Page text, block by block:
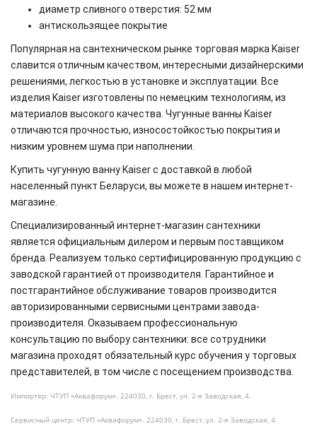
диаметр сливного отверстия: 52 мм
антискользящее покрытие
Популярная на сантехническом рынке торговая марка Kaiser
славится отличным качеством, интересными дизайнерскими
решениями, легкостью в установке и эксплуатации. Все
изделия Kaiser изготовлены по немецким технологиям, из
материалов высокого качества. Чугунные ванны Kaiser
отличаются прочностью, износостойкостью покрытия и
низким уровнем шума при наполнении.
Купить чугунную ванну Kaiser с доставкой в любой
населенный пункт Беларуси, вы можете в нашем интернет-
магазине.
Специализированный интернет-магазин сантехники
является официальным дилером и первым поставщиком
бренда. Реализуем только сертифицированную продукцию с
заводской гарантией от производителя. Гарантийное и
постгарантийное обслуживание товаров производится
авторизированными сервисными центрами завода-
производителя. Оказываем профессиональную
консультацию по выбору сантехники: все сотрудники
магазина проходят обязательный курс обучения у торговых
представителей, в том числе с посещением производства.
Импортёр: ЧТУП «Аквафорум». 224030, г. Брест, ул. 2-я Заводская, 4.
Сервисный центр: ЧТУП «Аквафорум». 224030, г. Брест, ул. 2-я Заводская, 4.